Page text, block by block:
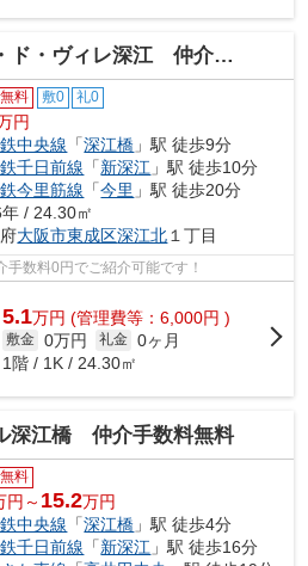
・ヴィレ深江 仲介手数料無料
料 敷0 礼0
円
中央線 「深江橋 」駅 徒歩9分
千日前線 「新深江 」駅 徒歩10分
今里筋線 「今里 」駅 徒歩20分
/ 24.30㎡
大阪市東成区深江北１丁目
数料0円でご紹介可能です！
5.1万円 (管理費等：6,000円 )
敷金 0万円 礼金 0ヶ月
1階 / 1K / 24.30㎡
深江橋 仲介手数料無料
料
円～ 15.2万円
中央線 「深江橋 」駅 徒歩4分
千日前線 「新深江 」駅 徒歩16分